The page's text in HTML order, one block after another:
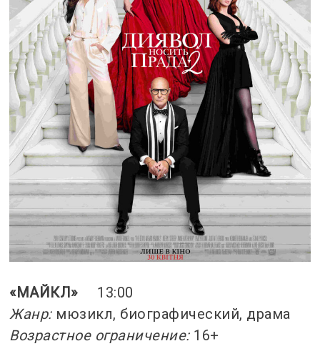
«МАЙКЛ»
13:00
Жанр:мюзикл, биографический, драма
Возрастное ограничение:16+